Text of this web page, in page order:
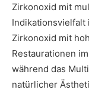
Zirkonoxid mit
Indikationsvielfalt
Zirkonoxid mit
Restaurationen
während das
natürlicher